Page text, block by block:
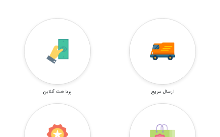
ارسال سریع پرداخت آنلاین